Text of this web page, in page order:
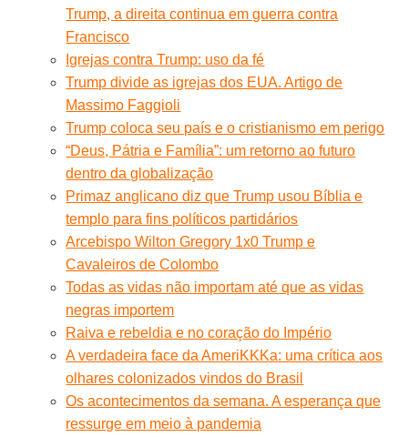
Trump, a direita continua em guerra contra
Francisco
Igrejas contra Trump: uso da fé
Trump divide as igrejas dos EUA. Artigo de
Massimo Faggioli
Trump coloca seu país e o cristianismo em perigo
“Deus, Pátria e Família”: um retorno ao futuro
dentro da globalização
Primaz anglicano diz que Trump usou Bíblia e
templo para fins políticos partidários
Arcebispo Wilton Gregory 1x0 Trump e
Cavaleiros de Colombo
Todas as vidas não importam até que as vidas
negras importem
Raiva e rebeldia e no coração do Império
A verdadeira face da AmeriKKKa: uma crítica aos
olhares colonizados vindos do Brasil
Os acontecimentos da semana. A esperança que
ressurge em meio à pandemia